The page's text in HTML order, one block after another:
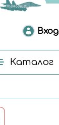
Каталог